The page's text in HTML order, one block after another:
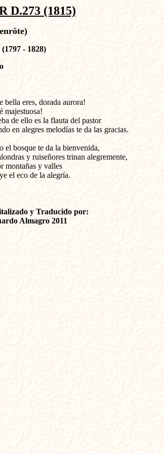
D.273 (1815)
- 1828)
bella eres, dorada aurora!
majestuosa!
de ello es la flauta del pastor
en alegres melodías te da las gracias.
el bosque te da la bienvenida,
y ruiseñores trinan alegremente,
montañas y valles
el eco de la alegría.
y Traducido por:
Almagro 2011